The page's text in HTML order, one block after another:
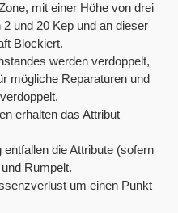
mit einer Höhe von drei
und 20 Kep und an dieser
Blockiert.
werden verdoppelt,
mögliche Reparaturen und
erhalten das Attribut
die Attribute (sofern
Rumpelt.
um einen Punkt